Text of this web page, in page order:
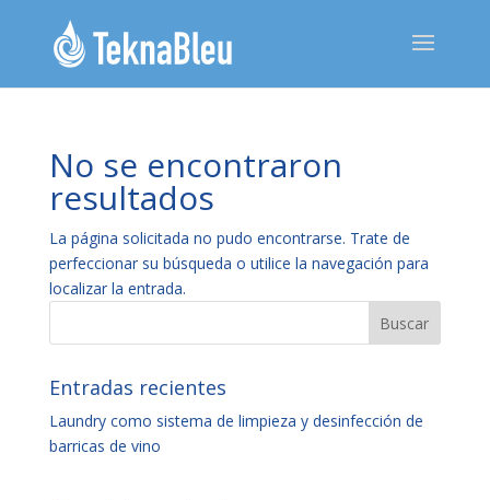
No se encontraron
resultados
La página solicitada no pudo encontrarse. Trate de
perfeccionar su búsqueda o utilice la navegación para
localizar la entrada.
Entradas recientes
Laundry como sistema de limpieza y desinfección de
barricas de vino